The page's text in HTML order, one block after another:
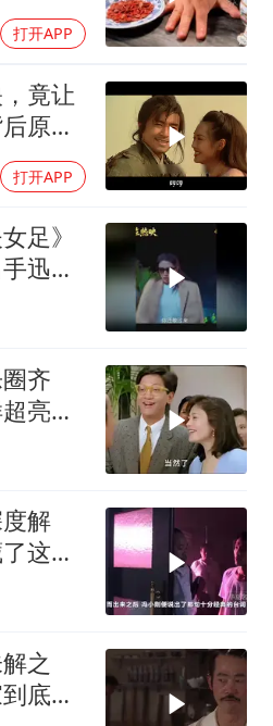
打开APP
竟让
原因
打开APP
足》
迅
齐
亮
解
这么
之
底是